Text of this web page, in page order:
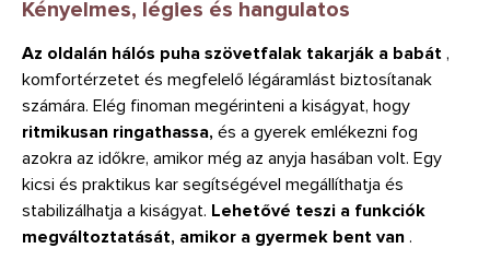
Kényelmes, légies és hangulatos
Az oldalán hálós puha szövetfalak takarják a babát ,
komfortérzetet és megfelelő légáramlást biztosítanak
számára. Elég finoman megérinteni a kiságyat, hogy
ritmikusan ringathassa, és a gyerek emlékezni fog
azokra az időkre, amikor még az anyja hasában volt. Egy
kicsi és praktikus kar segítségével megállíthatja és
stabilizálhatja a kiságyat. Lehetővé teszi a funkciók
megváltoztatását, amikor a gyermek bent van .